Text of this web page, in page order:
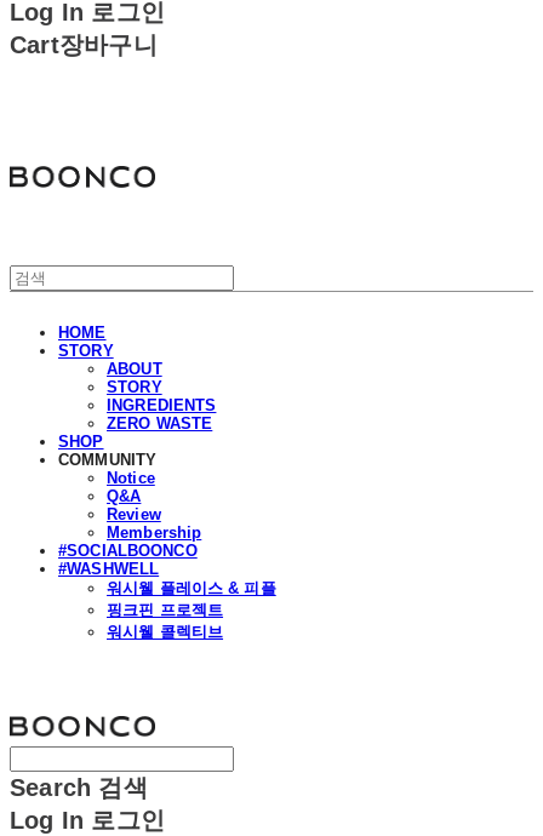
Log In 로그인
Cart장바구니
HOME
STORY
ABOUT
STORY
INGREDIENTS
ZERO WASTE
SHOP
COMMUNITY
Notice
Q&A
Review
Membership
#SOCIALBOONCO
#WASHWELL
워시웰 플레이스 & 피플
핑크핀 프로젝트
워시웰 콜렉티브
Search 검색
Log In 로그인